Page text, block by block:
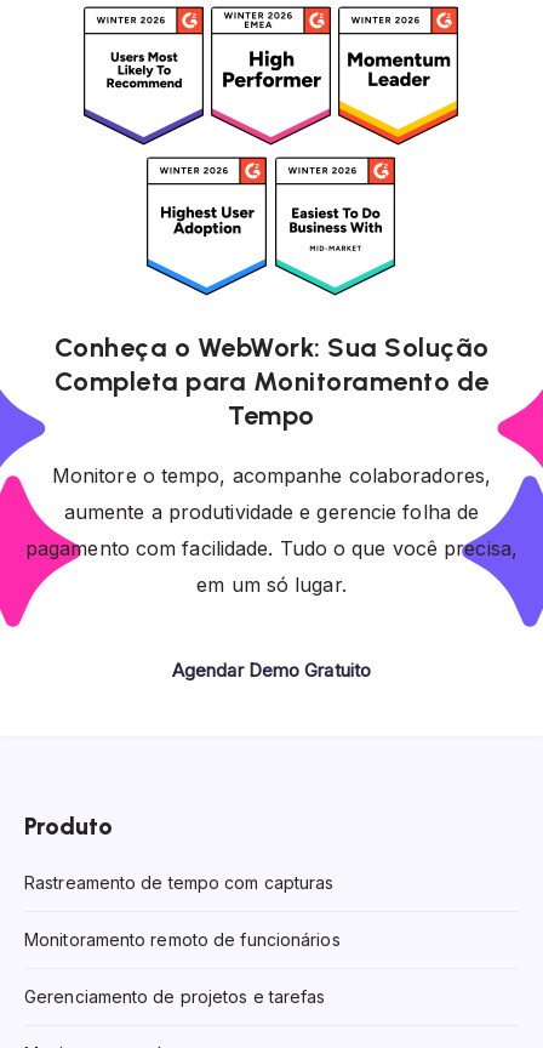
Conheça o WebWork: Sua Solução
Completa para Monitoramento de
Tempo
Monitore o tempo, acompanhe colaboradores,
aumente a produtividade e gerencie folha de
pagamento com facilidade. Tudo o que você precisa,
em um só lugar.
Agendar Demo Gratuito
Produto
Rastreamento de tempo com capturas
Monitoramento remoto de funcionários
Gerenciamento de projetos e tarefas